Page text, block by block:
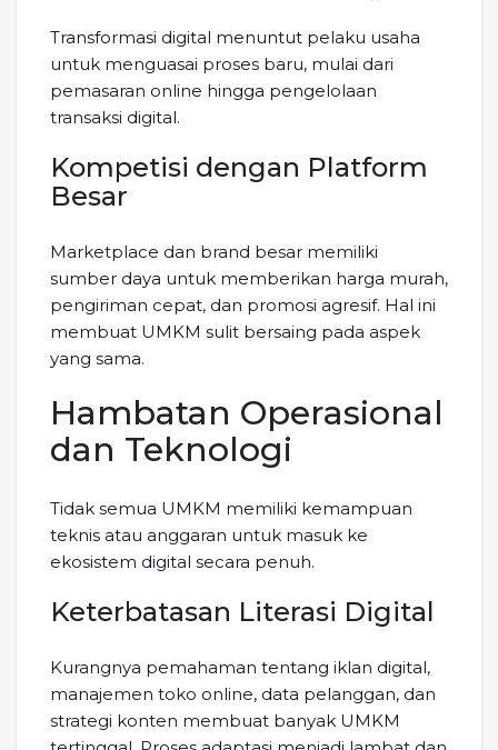
Transformasi digital menuntut pelaku usaha
untuk menguasai proses baru, mulai dari
pemasaran online hingga pengelolaan
transaksi digital.
Kompetisi dengan Platform
Besar
Marketplace dan brand besar memiliki
sumber daya untuk memberikan harga murah,
pengiriman cepat, dan promosi agresif. Hal ini
membuat UMKM sulit bersaing pada aspek
yang sama.
Hambatan Operasional
dan Teknologi
Tidak semua UMKM memiliki kemampuan
teknis atau anggaran untuk masuk ke
ekosistem digital secara penuh.
Keterbatasan Literasi Digital
Kurangnya pemahaman tentang iklan digital,
manajemen toko online, data pelanggan, dan
strategi konten membuat banyak UMKM